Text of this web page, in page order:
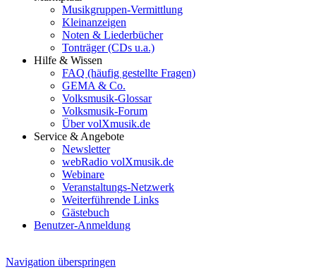
Musikgruppen-Vermittlung
Kleinanzeigen
Noten & Liederbücher
Tonträger (CDs u.a.)
Hilfe & Wissen
FAQ (häufig gestellte Fragen)
GEMA & Co.
Volksmusik-Glossar
Volksmusik-Forum
Über volXmusik.de
Service & Angebote
Newsletter
webRadio volXmusik.de
Webinare
Veranstaltungs-Netzwerk
Weiterführende Links
Gästebuch
Benutzer-Anmeldung
Navigation überspringen